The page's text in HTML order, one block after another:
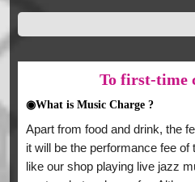
To first-time
◉What is Music Charge ?
Apart from food and drink, the
it will be the performance fee of
like our shop playing live jazz